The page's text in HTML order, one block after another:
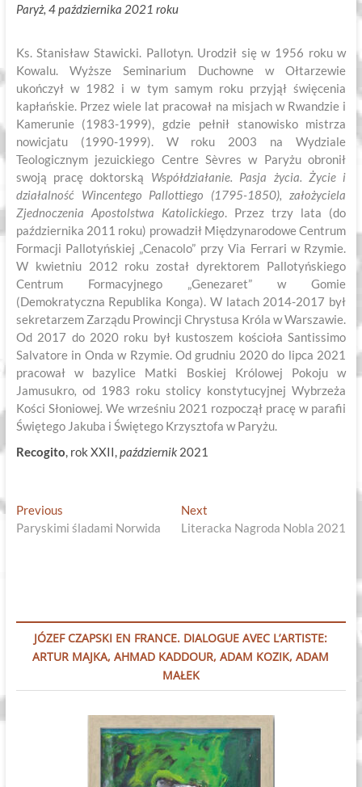
Paryż, 4 października 2021 roku
Ks. Stanisław Stawicki. Pallotyn. Urodził się w 1956 roku w
Kowalu. Wyższe Seminarium Duchowne w Ołtarzewie
ukończył w 1982 i w tym samym roku przyjął święcenia
kapłańskie. Przez wiele lat pracował na misjach w Rwandzie i
Kamerunie (1983-1999), gdzie pełnił stanowisko mistrza
nowicjatu (1990-1999). W roku 2003 na Wydziale
Teologicznym jezuickiego Centre Sèvres w Paryżu obronił
swoją pracę doktorską Współdziałanie. Pasja życia. Życie i
działalność Wincentego Pallottiego (1795-1850), założyciela
Zjednoczenia Apostolstwa Katolickiego. Przez trzy lata (do
października 2011 roku) prowadził Międzynarodowe Centrum
Formacji Pallotyńskiej „Cenacolo” przy Via Ferrari w Rzymie.
W kwietniu 2012 roku został dyrektorem Pallotyńskiego
Centrum Formacyjnego „Genezaret” w Gomie
(Demokratyczna Republika Konga). W latach 2014-2017 był
sekretarzem Zarządu Prowincji Chrystusa Króla w Warszawie.
Od 2017 do 2020 roku był kustoszem kościoła Santissimo
Salvatore in Onda w Rzymie. Od grudniu 2020 do lipca 2021
pracował w bazylice Matki Boskiej Królowej Pokoju w
Jamusukro, od 1983 roku stolicy konstytucyjnej Wybrzeża
Kości Słoniowej. We wrześniu 2021 rozpoczął pracę w parafii
Świętego Jakuba i Świętego Krzysztofa w Paryżu.
Recogito, rok XXII,październik2021
Nawigacja
wpisu
PreviousPrevious
post:
Paryskimi śladami Norwida
Next
post:
Literacka Nagroda Nobla 2021
JÓZEF CZAPSKI EN FRANCE. DIALOGUE AVEC L’ARTISTE:
ARTUR MAJKA, AHMAD KADDOUR, ADAM KOZIK, ADAM
MAŁEK